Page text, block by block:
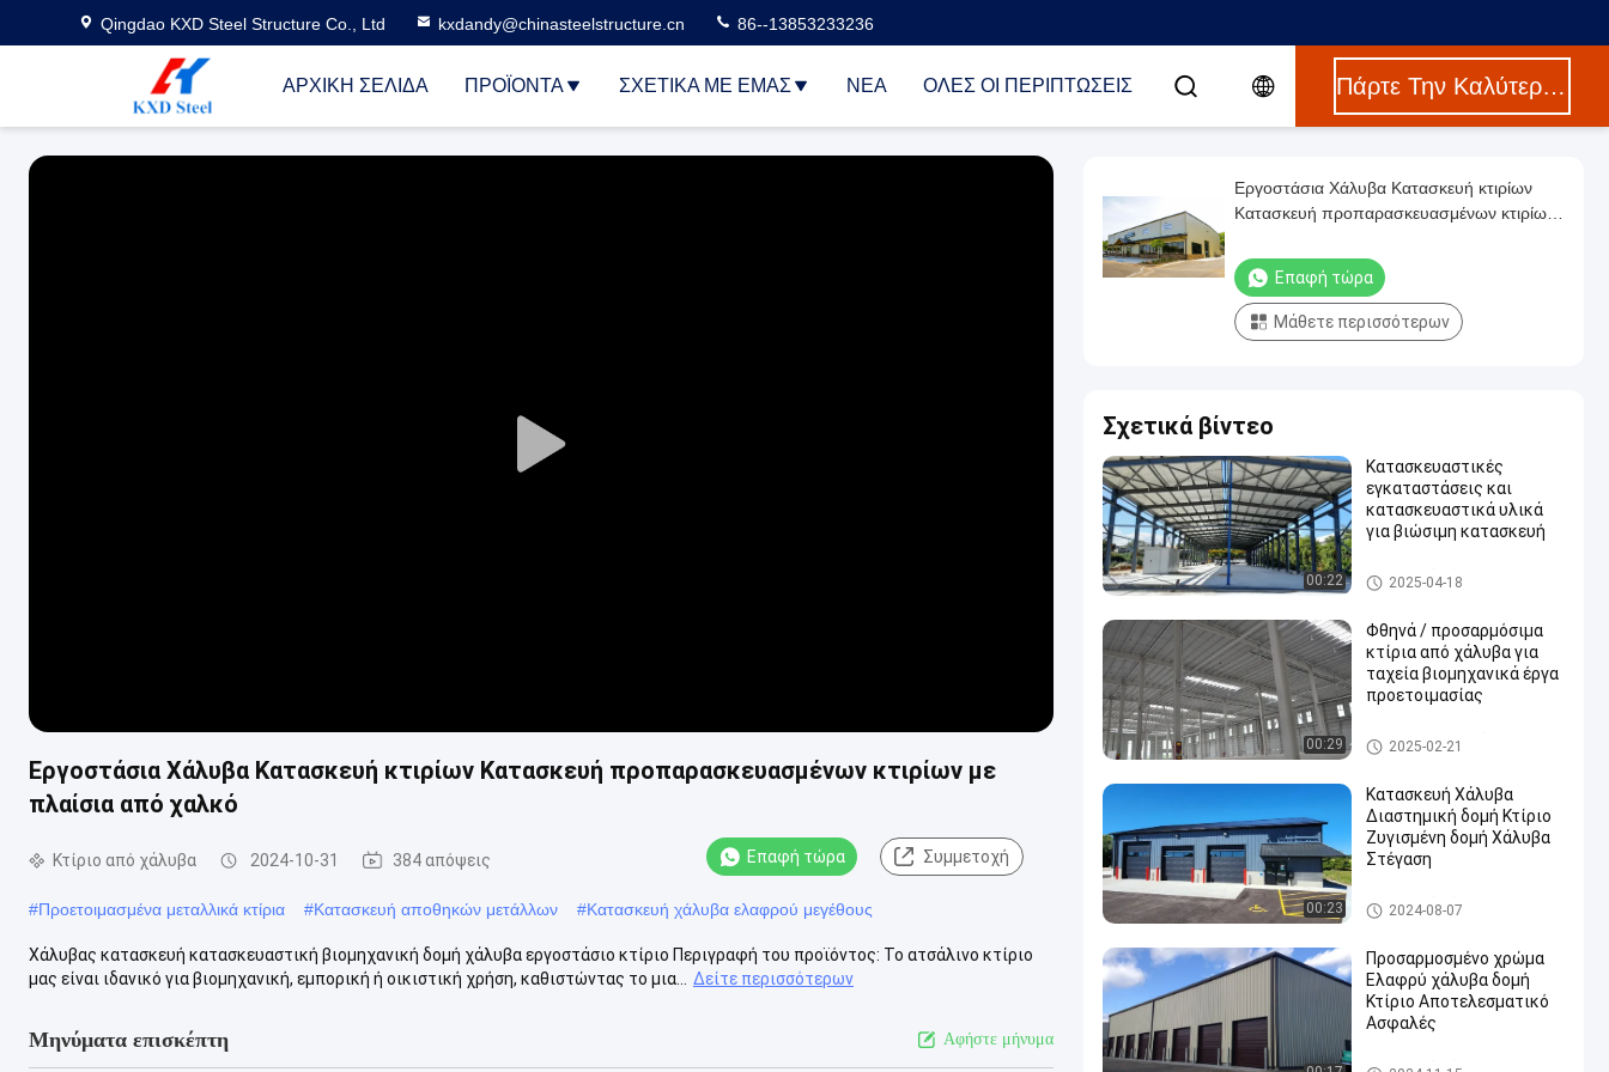
Qingdao KXD Steel Structure Co., Ltd kxdandy@chinasteelstructure.cn 86--13853233236
ΑΡΧΙΚΉ ΣΕΛΊΔΑ ΠΡΟΪΌΝΤΑ ΣΧΕΤΙΚΆ ΜΕ ΕΜΆΣ ΝΈΑ ΌΛΕΣ ΟΙ ΠΕΡΙΠΤΏΣΕΙΣ Πάρτε Την Καλύτερη Τιμή
Play
Εργοστάσια Χάλυβα Κατασκευή κτιρίων Κατασκευή προπαρασκευασμένων κτιρίων με
πλαίσια από χαλκό
Κτίριο από χάλυβα 2024-10-31 384 απόψεις Επαφή τώρα Συμμετοχή
#Προετοιμασμένα μεταλλικά κτίρια #Κατασκευή αποθηκών μετάλλων #Κατασκευή χάλυβα ελαφρού μεγέθους
Χάλυβας κατασκευή κατασκευαστική βιομηχανική δομή χάλυβα εργοστάσιο κτίριο Περιγραφή του προϊόντος: Το ατσάλινο κτίριο
μας είναι ιδανικό για βιομηχανική, εμπορική ή οικιστική χρήση, καθιστώντας το μια...
Δείτε περισσότερων
Μηνύματα επισκέπτη Αφήστε μήνυμα
Εργοστάσια Χάλυβα Κατασκευή κτιρίων
Κατασκευή προπαρασκευασμένων κτιρίων
Επαφή τώρα
Μάθετε περισσότερων
Σχετικά βίντεο
00:22
Κατασκευαστικές
εγκαταστάσεις και
κατασκευαστικά υλικά
για βιώσιμη κατασκευή
Κτίριο από χάλυβα
2025-04-18
00:29
Φθηνά / προσαρμόσιμα
κτίρια από χάλυβα για
ταχεία βιομηχανικά έργα
προετοιμασίας
Κτίριο μεταλλικών κατασκε
υών
2025-02-21
00:23
Κατασκευή Χάλυβα
Διαστημική δομή Κτίριο
Ζυγισμένη δομή Χάλυβα
Στέγαση
Κτίριο από χάλυβα
2024-08-07
Προσαρμοσμένο χρώμα
Ελαφρύ χάλυβα δομή
Κτίριο Αποτελεσματικό
Ασφαλές
Κτίριο από χάλυβα